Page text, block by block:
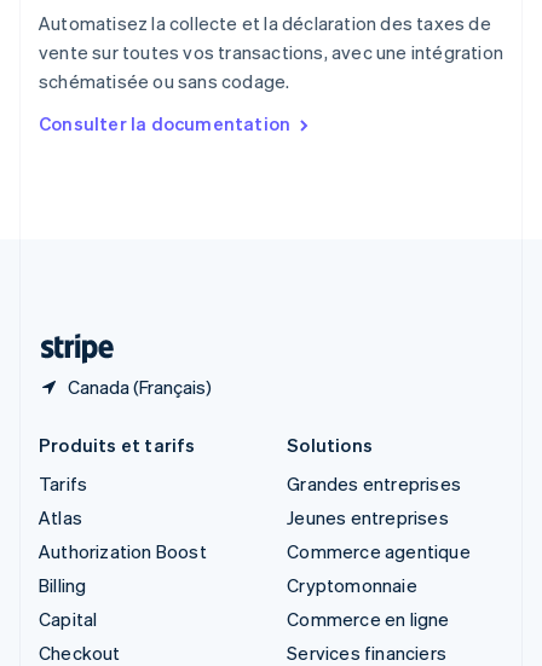
Automatisez la collecte et la déclaration des taxes de
vente sur toutes vos transactions, avec une intégration
schématisée ou sans codage.
Consulter la documentation
Canada (Français)
Royaume-Uni
Singapour
English简体中文
English
Produits et tarifs
Tarifs
Atlas
Authorization Boost
Billing
Capital
Checkout
Solutions
Grandes entreprises
Jeunes entreprises
Commerce agentique
Cryptomonnaie
Commerce en ligne
Services financiers